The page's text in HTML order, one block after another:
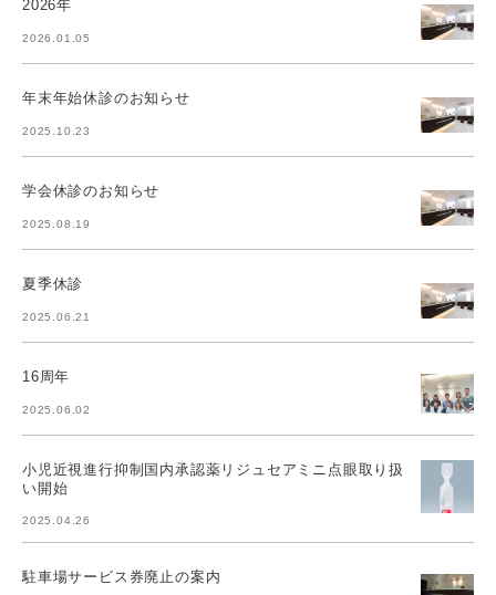
2026年
2026.01.05
年末年始休診のお知らせ
2025.10.23
学会休診のお知らせ
2025.08.19
夏季休診
2025.06.21
16周年
2025.06.02
小児近視進行抑制国内承認薬リジュセアミニ点眼取り扱
い開始
2025.04.26
駐車場サービス券廃止の案内